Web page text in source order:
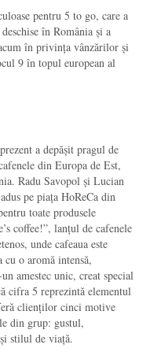
pentru 5 to go, care a
în România și a
în privința vânzărilor și
9 în topul european al
a depășit pragul de
din Europa de Est,
Radu Savopol și Lucian
pe piața HoReCa din
toate produsele
coffee!”, lanțul de cafenele
unde cafeaua este
o aromă intensă,
amestec unic, creat special
cifra 5 reprezintă elementul
clienților cinci motive
din grup: gustul,
stilul de viață.